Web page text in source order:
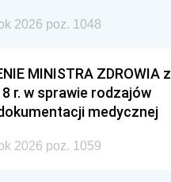
2026 poz. 1048
MINISTRA ZDROWIA z
r. w sprawie rodzajów
medycznej
2026 poz. 1059